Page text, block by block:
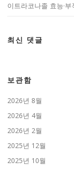
이트라코나졸 효능·
최신 댓글
보관함
2026년 8월
2026년 4월
2026년 2월
2025년 12월
2025년 10월